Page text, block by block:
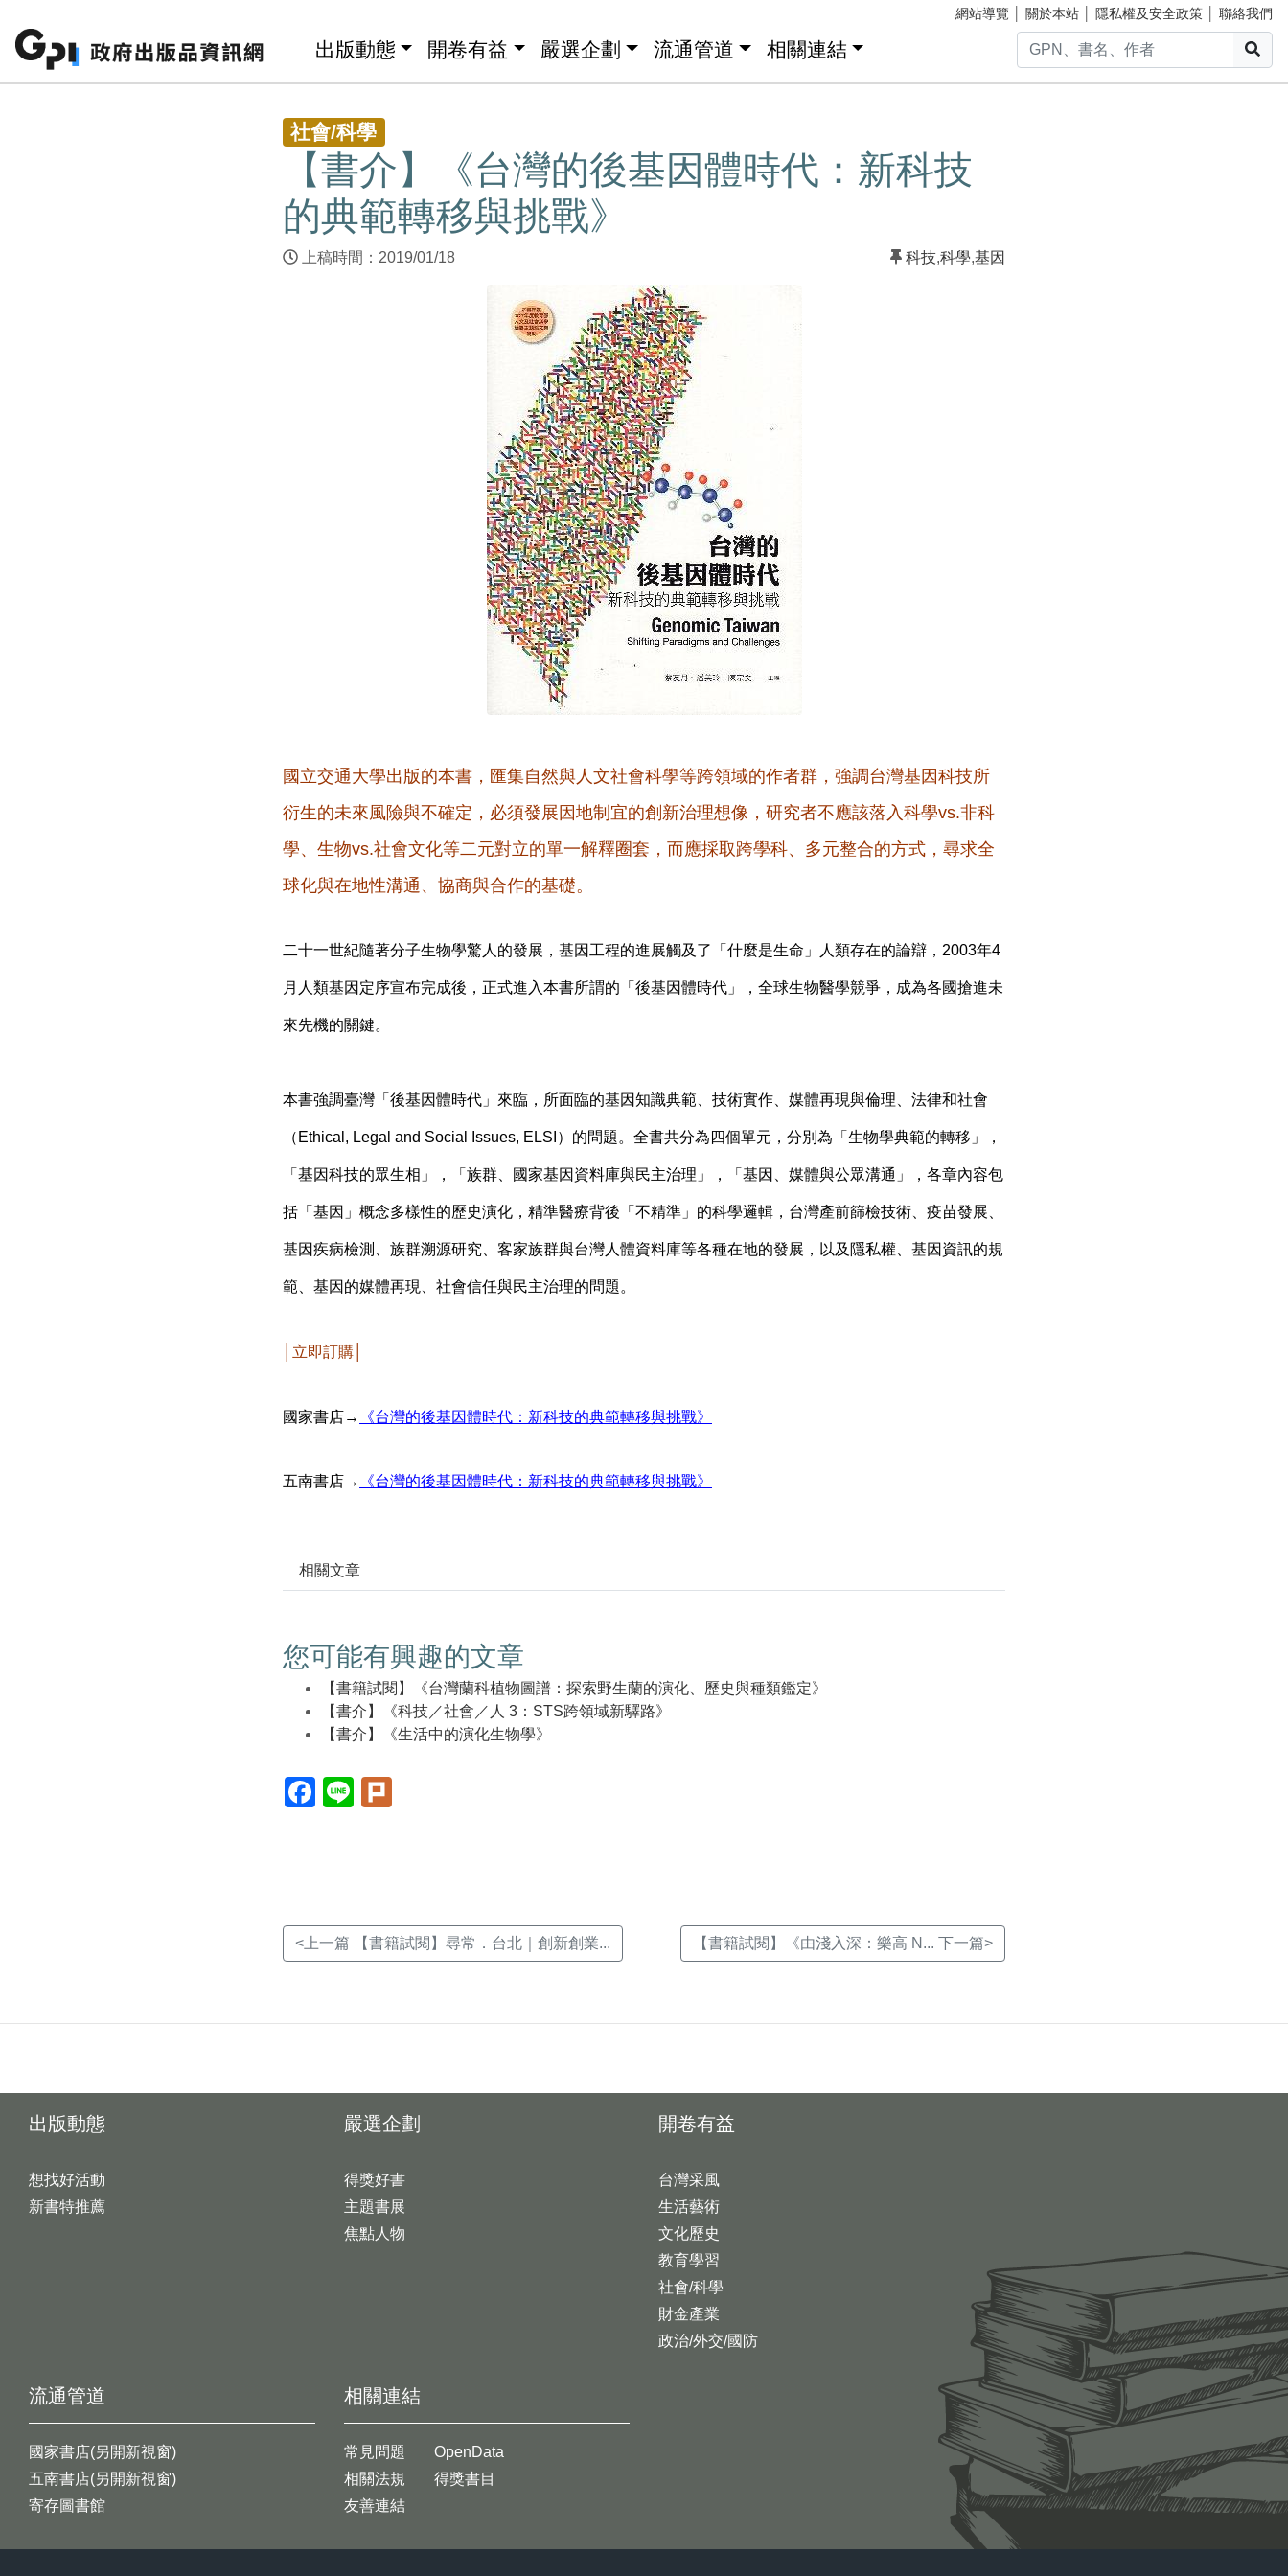
網站導覽 關於本站 隱私權及安全政策 聯絡我們
出版動態 開卷有益 嚴選企劃 流通管道 相關連結
社會/科學
【書介】《台灣的後基因體時代：新科技
的典範轉移與挑戰》
上稿時間：2019/01/18 科技,科學,基因
國立交通大學出版的本書，匯集自然與人文社會科學等跨領域的作者群，強調台灣基因科技所
衍生的未來風險與不確定，必須發展因地制宜的創新治理想像，研究者不應該落入科學vs.非科
學、生物vs.社會文化等二元對立的單一解釋圈套，而應採取跨學科、多元整合的方式，尋求全
球化與在地性溝通、協商與合作的基礎。
二十一世紀隨著分子生物學驚人的發展，基因工程的進展觸及了「什麼是生命」人類存在的論辯，2003年4
月人類基因定序宣布完成後，正式進入本書所謂的「後基因體時代」，全球生物醫學競爭，成為各國搶進未
來先機的關鍵。
本書強調臺灣「後基因體時代」來臨，所面臨的基因知識典範、技術實作、媒體再現與倫理、法律和社會
（Ethical, Legal and Social Issues, ELSI）的問題。全書共分為四個單元，分別為「生物學典範的轉移」，
「基因科技的眾生相」，「族群、國家基因資料庫與民主治理」，「基因、媒體與公眾溝通」，各章內容包
括「基因」概念多樣性的歷史演化，精準醫療背後「不精準」的科學邏輯，台灣產前篩檢技術、疫苗發展、
基因疾病檢測、族群溯源研究、客家族群與台灣人體資料庫等各種在地的發展，以及隱私權、基因資訊的規
範、基因的媒體再現、社會信任與民主治理的問題。
│立即訂購│
國家書店→ 《台灣的後基因體時代：新科技的典範轉移與挑戰》
五南書店→ 《台灣的後基因體時代：新科技的典範轉移與挑戰》
相關文章
您可能有興趣的文章
【書籍試閱】《台灣蘭科植物圖譜：探索野生蘭的演化、歷史與種類鑑定》
【書介】《科技／社會／人 3：STS跨領域新驛路》
【書介】《生活中的演化生物學》
Facebook(另
開
Line(另
開
<上一篇 【書籍試閱】尋常．台北｜創新創業... 【書籍試閱】《由淺入深：樂高 N... 下一篇>
出版動態
想找好活動
新書特推薦
開卷有益
台灣采風
生活藝術
文化歷史
教育學習
社會/科學
財金產業
政治/外交/國防
嚴選企劃
得獎好書
主題書展
焦點人物
流通管道
國家書店(另開新視窗)
五南書店(另開新視窗)
寄存圖書館
相關連結
常見問題
相關法規
友善連結
OpenData
得獎書目